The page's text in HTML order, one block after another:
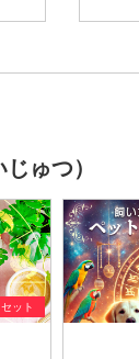
ゅつ）
セット